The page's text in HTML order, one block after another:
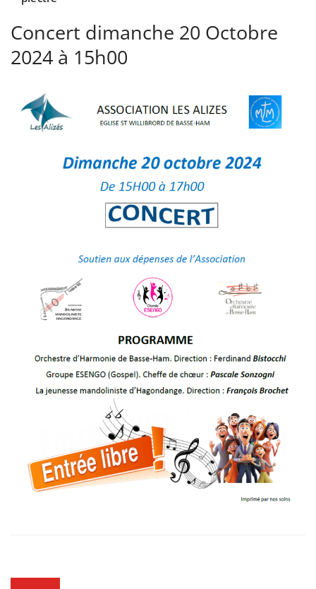
Concert dimanche 20 Octobre
2024 à 15h00